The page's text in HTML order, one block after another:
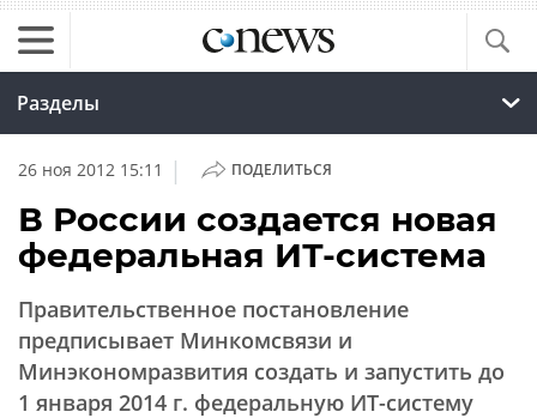
Разделы
26 ноя 2012 15:11 | ПОДЕЛИТЬСЯ
В России создается новая
федеральная ИТ-система
Правительственное постановление
предписывает Минкомсвязи и
Минэкономразвития создать и запустить до
1 января 2014 г. федеральную ИТ-систему